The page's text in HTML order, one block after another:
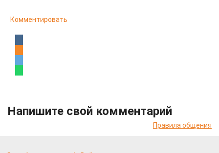
Комментировать
Напишите свой комментарий
Правила общения